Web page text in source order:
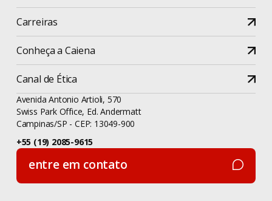
Carreiras
Conheça a Caiena
Canal de Ética
Avenida Antonio Artioli, 570
Swiss Park Office, Ed. Andermatt
Campinas/SP - CEP: 13049-900
+55 (19) 2085-9615
entre em contato
entre em contato